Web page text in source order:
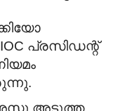
പ്രസിഡന്റ്